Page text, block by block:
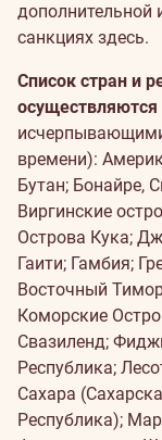
санкциях здесь.
Список стран и
осуществляются
времени):
Бутан; Бонайре,
Виргинские
Острова Кука;
Гаити; Гамбия;
Восточный
Коморские
Свазиленд;
Республика;
Сахара
Республика);